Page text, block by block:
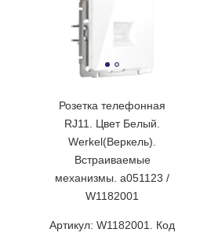
Розетка телефонная
RJ11. Цвет Белый.
Werkel(Веркель).
Встраиваемые
механизмы. a051123 /
W1182001
Артикул: W1182001. Код